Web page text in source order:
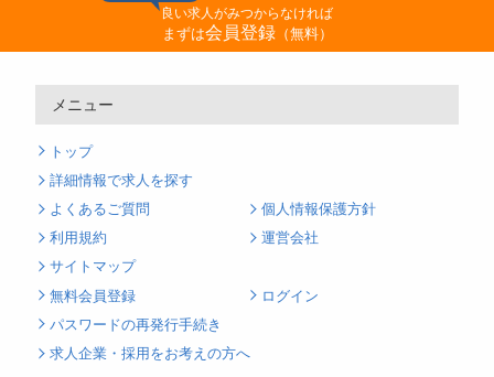
良い求人がみつからなければ
まずは会員登録（無料）
メニュー
トップ
詳細情報で求人を探す
よくあるご質問
個人情報保護方針
利用規約
運営会社
サイトマップ
無料会員登録
ログイン
パスワードの再発行手続き
求人企業・採用をお考えの方へ